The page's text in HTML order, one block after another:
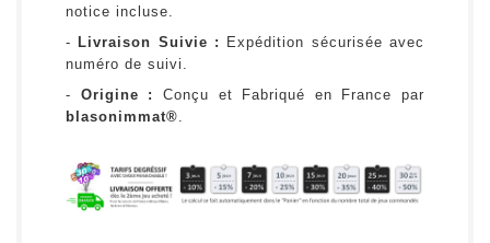
notice incluse.
- Livraison Suivie :
Expédition sécurisée avec
numéro de suivi.
- Origine :
Conçu et Fabriqué en France par
blasonimmat®.